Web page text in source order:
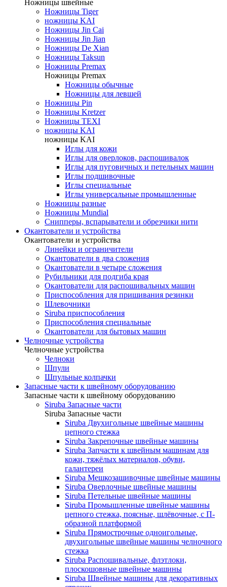
Ножницы швейные
Ножницы Tiger
ножницы KAI
Ножницы Jin Cai
Ножницы Jin Jian
Ножницы De Xian
Ножницы Taksun
Ножницы Premax
Ножницы Premax
Ножницы обычные
Ножницы для левшей
Ножницы Pin
Ножницы Kretzer
Ножницы TEXI
ножницы KAI
ножницы KAI
Иглы для кожи
Иглы для оверлоков, распошивалок
Иглы для пуговичных и петельных машин
Иглы подшивочные
Иглы специальные
Иглы универсальные промышленные
Ножницы разные
Ножницы Mundial
Снипперы, вспарыватели и обрезчики нити
Окантователи и устройства
Окантователи и устройства
Линейки и ограничители
Окантователи в два сложения
Окантователи в четыре сложения
Рубильники для подгиба края
Окантователи для распошивальных машин
Приспособления для пришивания резинки
Шлевочники
Siruba приспособления
Приспособления специальные
Окантователи для бытовых машин
Челночные устройства
Челночные устройства
Челноки
Шпули
Шпульные колпачки
Запасные части к швейному оборудованию
Запасные части к швейному оборудованию
Siruba Запасные части
Siruba Запасные части
Siruba Двухигольные швейные машины
цепного стежка
Siruba Закрепочные швейные машины
Siruba Запчасти к швейным машинам для
кожи, тяжёлых материалов, обуви,
галантереи
Siruba Мешкозашивочные швейные машины
Siruba Оверлочные швейные машины
Siruba Петельные швейные машины
Siruba Промышленные швейные машины
цепного стежка, поясные, шлёвочные, с П-
образной платформой
Siruba Прямострочные одноигольные,
двухигольные швейные машины челночного
стежка
Siruba Распошивальные, флэтлоки,
плоскошовные швейные машины
Siruba Швейные машины для декоративных